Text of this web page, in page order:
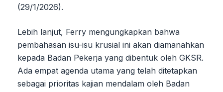
(29/1/2026).
Lebih lanjut, Ferry mengungkapkan bahwa
pembahasan isu-isu krusial ini akan diamanahkan
kepada Badan Pekerja yang dibentuk oleh GKSR.
Ada empat agenda utama yang telah ditetapkan
sebagai prioritas kajian mendalam oleh Badan